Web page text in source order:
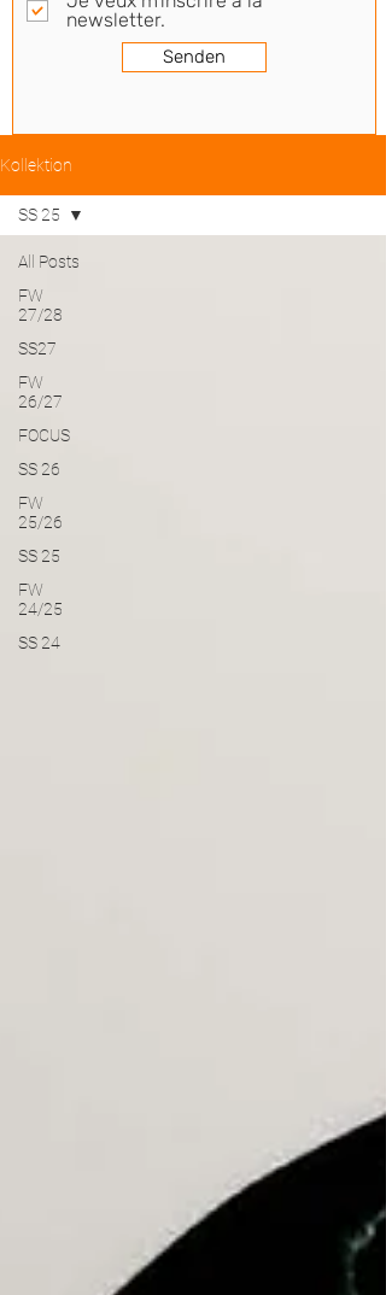
newsletter.
Senden
Kollektion
All Posts
FW
27/28
SS27
FW
26/27
FOCUS
SS 26
FW
25/26
SS 25
FW
24/25
SS 24
SS 25